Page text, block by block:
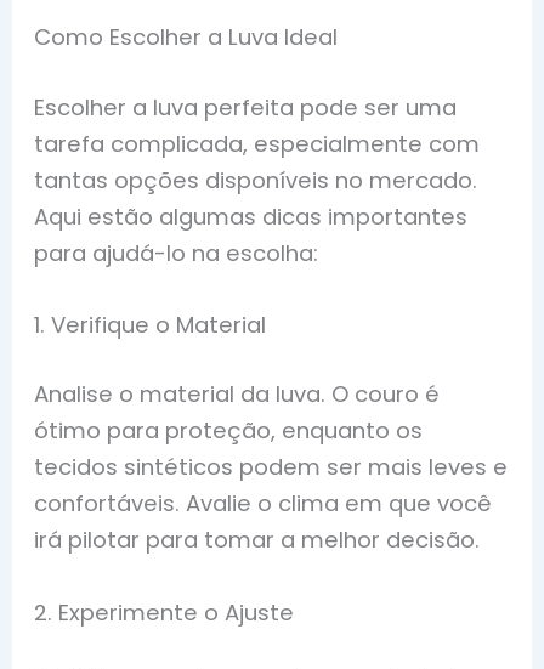
Como Escolher a Luva Ideal
Escolher a luva perfeita pode ser uma
tarefa complicada, especialmente com
tantas opções disponíveis no mercado.
Aqui estão algumas dicas importantes
para ajudá-lo na escolha:
1. Verifique o Material
Analise o material da luva. O couro é
ótimo para proteção, enquanto os
tecidos sintéticos podem ser mais leves e
confortáveis. Avalie o clima em que você
irá pilotar para tomar a melhor decisão.
2. Experimente o Ajuste